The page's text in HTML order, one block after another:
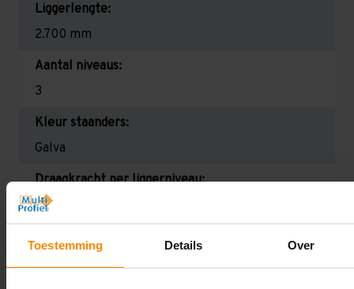
Toestemming Details Over
Liggerlengte:
2.700 mm
Aantal niveaus:
3
Kleur staanders:
Galva
Draagkracht per liggerniveau:
2.350 kg (780 kg per pallet)